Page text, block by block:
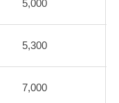
5,000
5,300
7,000